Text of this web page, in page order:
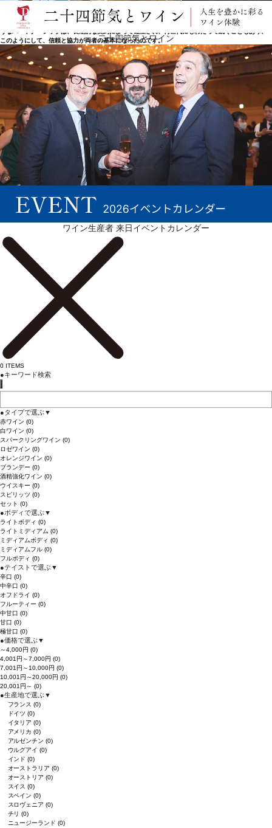
る生産者とも協力しています。これは、ピエモンテの多くのワイナリーに共通する状況であり、19
世紀、小さな土地を所有する多くのワイン生産者が、醸造費用を捻出できず、葡萄栽培に仕事を集
中し、収穫物を大きなセラーに売ることを好んだ時代に、すでに採用されていたものです。このよ
うなパートナーシップは、長期的な契約によって確立され、何世代にもわたって続くこともあり、
このようにして、信頼と協力が両者の基本になったのです。
二十四節気とワイン
ワイン生産者 来日イベントカレンダー
0 ITEMS
●キーワード検索
●タイプで選ぶ▼
赤ワイン (0)
白ワイン (0)
スパークリングワイン (0)
ロゼワイン (0)
オレンジワイン (0)
ブランデー (0)
酒精強化ワイン (0)
ウイスキー (0)
スピリッツ (0)
セット (0)
●ボディで選ぶ▼
ライトボディ (0)
ライトミディアム (0)
ミディアムボディ (0)
ミディアムフル (0)
フルボディ (0)
●テイストで選ぶ▼
辛口 (0)
中辛口 (0)
オフドライ (0)
フルーティー (0)
中甘口 (0)
甘口 (0)
極甘口 (0)
●価格で選ぶ▼
～4,000円 (0)
4,001円～7,000円 (0)
7,001円～10,000円 (0)
10,001円～20,000円 (0)
20,001円～ (0)
●生産地で選ぶ▼
フランス(0)
ドイツ(0)
イタリア(0)
アメリカ(0)
アルゼンチン(0)
ウルグアイ(0)
インド(0)
オーストラリア(0)
オーストリア(0)
スイス(0)
スペイン(0)
スロヴェニア(0)
チリ(0)
ニュージーランド(0)